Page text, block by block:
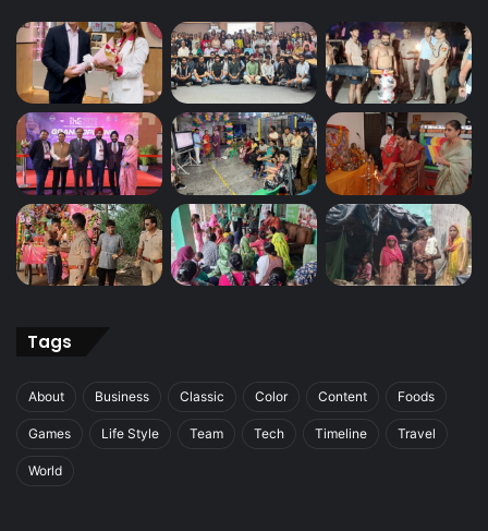
Tags
About Business Classic Color Content Foods
Games Life Style Team Tech Timeline Travel
World